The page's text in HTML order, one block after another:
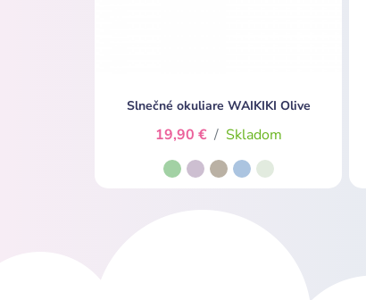
Slnečné okuliare WAIKIKI Olive
19,90 € / Skladom